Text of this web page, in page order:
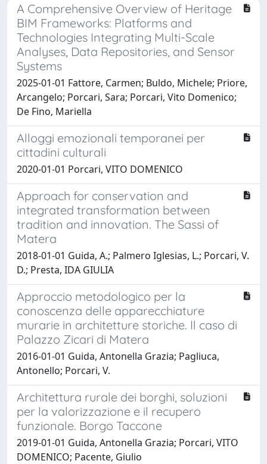
A Comprehensive Overview of Heritage
BIM Frameworks: Platforms and
Technologies Integrating Multi-Scale
Analyses, Data Repositories, and Sensor
Systems
2025-01-01 Fattore, Carmen; Buldo, Michele; Priore,
Arcangelo; Porcari, Sara; Porcari, Vito Domenico;
De Fino, Mariella
Alloggi emozionali temporanei per
cittadini culturali
2020-01-01 Porcari, VITO DOMENICO
Approach for conservation and
integrated transformation between
tradition and innovation. The Sassi of
Matera
2018-01-01 Guida, A.; Palmero Iglesias, L.; Porcari, V.
D.; Presta, IDA GIULIA
Approccio metodologico per la
conoscenza delle apparecchiature
murarie in architetture storiche. Il caso di
Palazzo Zicari di Matera
2016-01-01 Guida, Antonella Grazia; Pagliuca,
Antonello; Porcari, V.
Architettura rurale dei borghi, soluzioni
per la valorizzazione e il recupero
funzionale. Borgo Taccone
2019-01-01 Guida, Antonella Grazia; Porcari, VITO
DOMENICO; Pacente, Giulio